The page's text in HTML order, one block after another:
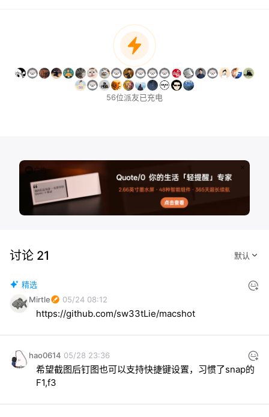
56位派友已充电
广告
讨论 21
精选
Mirtle
05/24 08:12
https://github.com/sw33tLie/macshot
hao0614 05/28 23:36
希望截图后钉图也可以支持快捷键设置，习惯了snap的
F1,f3